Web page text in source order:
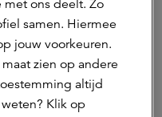
parks, woningen en
ons deelt. Zo
samen. Hiermee
jouw voorkeuren.
zien op andere
altijd
Klik op